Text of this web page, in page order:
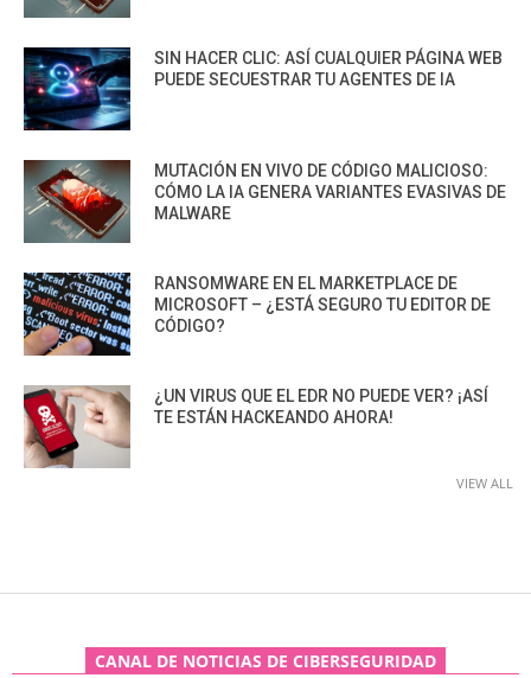
SIN HACER CLIC: ASÍ CUALQUIER PÁGINA WEB
PUEDE SECUESTRAR TU AGENTES DE IA
MUTACIÓN EN VIVO DE CÓDIGO MALICIOSO:
CÓMO LA IA GENERA VARIANTES EVASIVAS DE
MALWARE
RANSOMWARE EN EL MARKETPLACE DE
MICROSOFT – ¿ESTÁ SEGURO TU EDITOR DE
CÓDIGO?
¿UN VIRUS QUE EL EDR NO PUEDE VER? ¡ASÍ
TE ESTÁN HACKEANDO AHORA!
VIEW ALL
CANAL DE NOTICIAS DE CIBERSEGURIDAD